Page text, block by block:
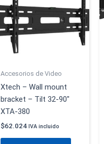
Accesorios de Video
Xtech – Wall mount
bracket – Tilt 32-90″
XTA-380
$62.024 IVA incluido